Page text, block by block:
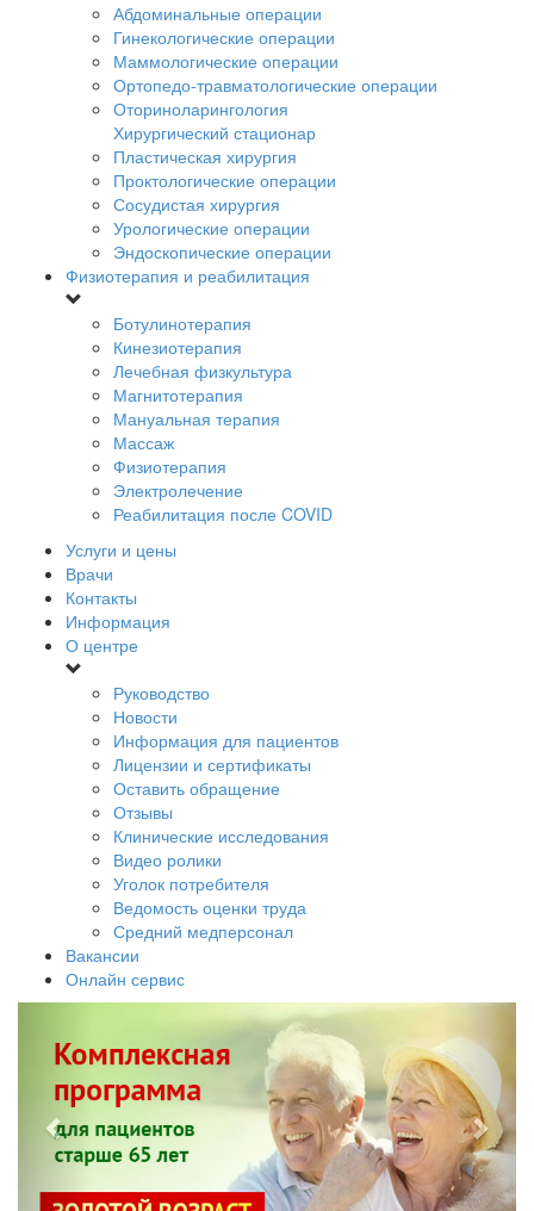
Абдоминальные операции
Гинекологические операции
Маммологические операции
Ортопедо-травматологические операции
Оториноларингология
Хирургический стационар
Пластическая хирургия
Проктологические операции
Сосудистая хирургия
Урологические операции
Эндоскопические операции
Физиотерапия и реабилитация
Ботулинотерапия
Кинезиотерапия
Лечебная физкультура
Магнитотерапия
Мануальная терапия
Массаж
Физиотерапия
Электролечение
Реабилитация после COVID
Услуги и цены
Врачи
Контакты
Информация
О центре
Руководство
Новости
Информация для пациентов
Лицензии и сертификаты
Оставить обращение
Отзывы
Клинические исследования
Видео ролики
Уголок потребителя
Ведомость оценки труда
Средний медперсонал
Вакансии
Онлайн сервис